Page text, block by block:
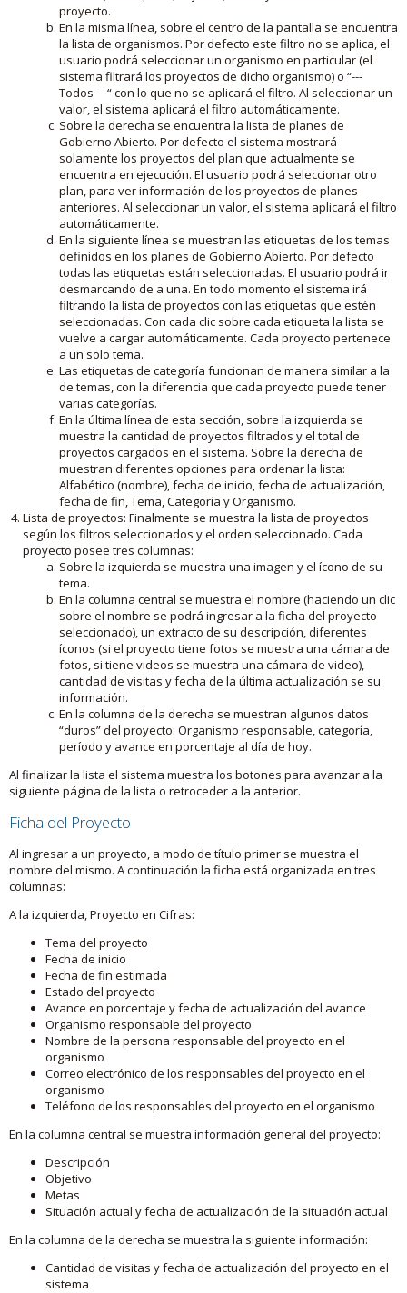
proyecto.
En la misma línea, sobre el centro de la pantalla se encuentra
la lista de organismos. Por defecto este filtro no se aplica, el
usuario podrá seleccionar un organismo en particular (el
sistema filtrará los proyectos de dicho organismo) o “---
Todos ---“ con lo que no se aplicará el filtro. Al seleccionar un
valor, el sistema aplicará el filtro automáticamente.
Sobre la derecha se encuentra la lista de planes de
Gobierno Abierto. Por defecto el sistema mostrará
solamente los proyectos del plan que actualmente se
encuentra en ejecución. El usuario podrá seleccionar otro
plan, para ver información de los proyectos de planes
anteriores. Al seleccionar un valor, el sistema aplicará el filtro
automáticamente.
En la siguiente línea se muestran las etiquetas de los temas
definidos en los planes de Gobierno Abierto. Por defecto
todas las etiquetas están seleccionadas. El usuario podrá ir
desmarcando de a una. En todo momento el sistema irá
filtrando la lista de proyectos con las etiquetas que estén
seleccionadas. Con cada clic sobre cada etiqueta la lista se
vuelve a cargar automáticamente. Cada proyecto pertenece
a un solo tema.
Las etiquetas de categoría funcionan de manera similar a la
de temas, con la diferencia que cada proyecto puede tener
varias categorías.
En la última línea de esta sección, sobre la izquierda se
muestra la cantidad de proyectos filtrados y el total de
proyectos cargados en el sistema. Sobre la derecha de
muestran diferentes opciones para ordenar la lista:
Alfabético (nombre), fecha de inicio, fecha de actualización,
fecha de fin, Tema, Categoría y Organismo.
Lista de proyectos: Finalmente se muestra la lista de proyectos
según los filtros seleccionados y el orden seleccionado. Cada
proyecto posee tres columnas:
Sobre la izquierda se muestra una imagen y el ícono de su
tema.
En la columna central se muestra el nombre (haciendo un clic
sobre el nombre se podrá ingresar a la ficha del proyecto
seleccionado), un extracto de su descripción, diferentes
íconos (si el proyecto tiene fotos se muestra una cámara de
fotos, si tiene videos se muestra una cámara de video),
cantidad de visitas y fecha de la última actualización se su
información.
En la columna de la derecha se muestran algunos datos
“duros” del proyecto: Organismo responsable, categoría,
período y avance en porcentaje al día de hoy.
Al finalizar la lista el sistema muestra los botones para avanzar a la
siguiente página de la lista o retroceder a la anterior.
Ficha del Proyecto
Al ingresar a un proyecto, a modo de título primer se muestra el
nombre del mismo. A continuación la ficha está organizada en tres
columnas:
A la izquierda, Proyecto en Cifras:
Tema del proyecto
Fecha de inicio
Fecha de fin estimada
Estado del proyecto
Avance en porcentaje y fecha de actualización del avance
Organismo responsable del proyecto
Nombre de la persona responsable del proyecto en el
organismo
Correo electrónico de los responsables del proyecto en el
organismo
Teléfono de los responsables del proyecto en el organismo
En la columna central se muestra información general del proyecto:
Descripción
Objetivo
Metas
Situación actual y fecha de actualización de la situación actual
En la columna de la derecha se muestra la siguiente información:
Cantidad de visitas y fecha de actualización del proyecto en el
sistema